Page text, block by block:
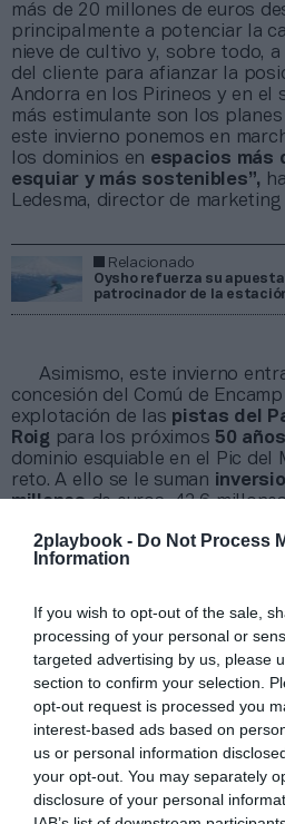
2playbook - Do Not Process
Information
If you wish to opt-out of the sale,
processing of your personal or
targeted advertising by us, please
section to confirm your selection.
opt-out request is processed you
interest-based ads based on
us or personal information
your opt-out. You may separately
disclosure of your personal
más de 20 millones de euros
principalmente a potenciar la
nieve de cultivo y, sobre todo,
del cliente para afianzar la
Andorra en los Pirineos y en el
más estimulante son los
este invierno ponemos en
los dominios en espacios más
esquiar y más sostenibles”,
Ledesma, director de
Relacionado
Oysho refuerza su
patrocinador de la
Asimismo, este invierno
concesión del Comú de
explotación de las pistas del
Roig para los próximos 50
dominio esquiable en el Pic del
reto. A ello se le suman
millonesde euros, 42,6
efectuarán durante los
Grandvalira tiene otros 30
proyectos como la unión
en la zona del Coll de la Botella.
Juan Ramón Moreno
marcha tras cuatro años como
Grandvalira Resorts Andorra
.
ha situado al tándem formado
Ventaja, directores de Ensisa y
respectivamente.
Sobre Intelligence 2P